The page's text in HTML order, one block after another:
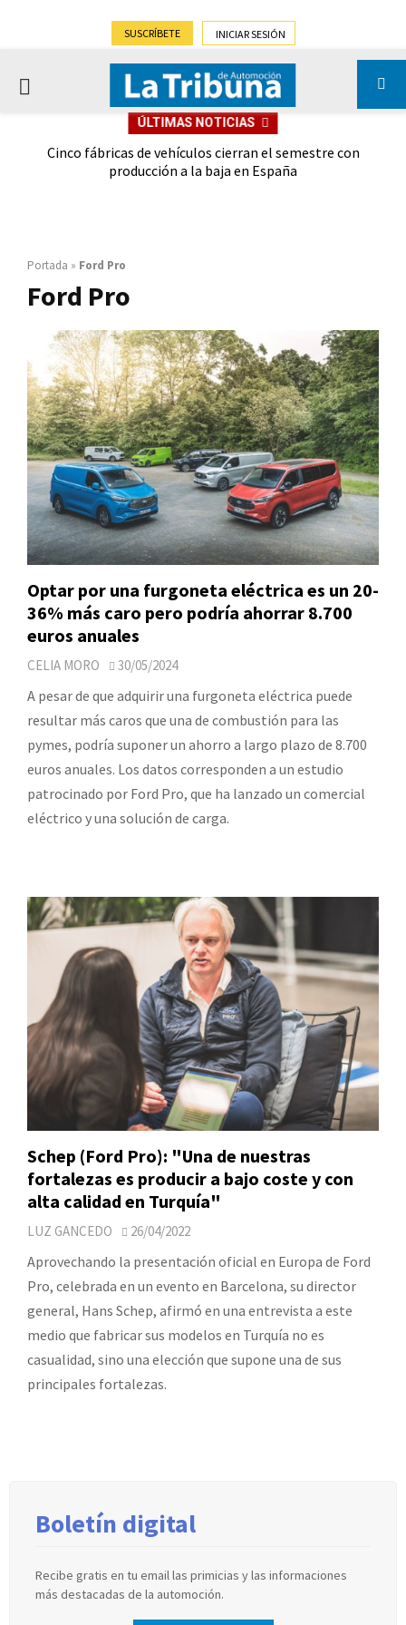
SUSCRÍBETE INICIAR SESIÓN
PRIMARY
ÚLTIMAS NOTICIAS
Cinco fábricas de vehículos cierran el semestre con
producción a la baja en España
Portada » Ford Pro
Ford Pro
Optar por una furgoneta eléctrica es un 20-
36% más caro pero podría ahorrar 8.700
euros anuales
CELIA MORO 30/05/2024
A pesar de que adquirir una furgoneta eléctrica puede
resultar más caros que una de combustión para las
pymes, podría suponer un ahorro a largo plazo de 8.700
euros anuales. Los datos corresponden a un estudio
patrocinado por Ford Pro, que ha lanzado un comercial
eléctrico y una solución de carga.
Schep (Ford Pro): "Una de nuestras
fortalezas es producir a bajo coste y con
alta calidad en Turquía"
LUZ GANCEDO 26/04/2022
Aprovechando la presentación oficial en Europa de Ford
Pro, celebrada en un evento en Barcelona, su director
general, Hans Schep, afirmó en una entrevista a este
medio que fabricar sus modelos en Turquía no es
casualidad, sino una elección que supone una de sus
principales fortalezas.
Boletín digital
Recibe gratis en tu email las primicias y las informaciones
más destacadas de la automoción.